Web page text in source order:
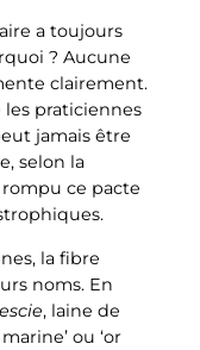
a toujours
? Aucune
clairement.
les praticiennes
jamais être
selon la
ce pacte
la fibre
noms. En
, laine de
ou ‘or